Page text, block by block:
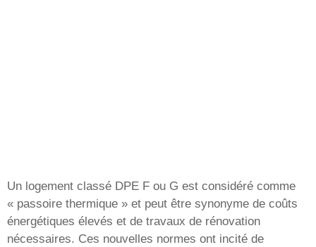
Un logement classé DPE F ou G est considéré comme
« passoire thermique » et peut être synonyme de coûts
énergétiques élevés et de travaux de rénovation
nécessaires. Ces nouvelles normes ont incité de